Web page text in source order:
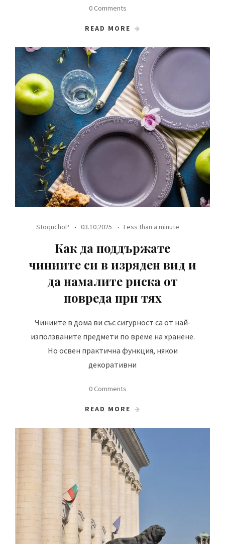
0 Comments
READ MORE
StoqnchoP 03.10.2025 Less than a minute
Как да поддържате
чиниите си в изряден вид и
да намалите риска от
повреда при тях
Чиниите в дома ви със сигурност са от най-
използваните предмети по време на хранене.
Но освен практична функция, някои
декоративни
0 Comments
READ MORE